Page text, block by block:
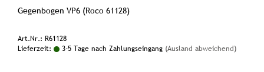
Gegenbogen VP6 (Roco 61128)
Art.Nr.: R61128
Lieferzeit:
3-5 Tage nach Zahlungseingang (Ausland abweichend)